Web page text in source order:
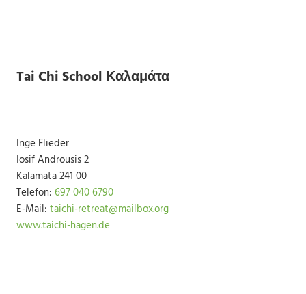
Tai Chi School Καλαμάτα
Inge Flieder
Iosif Androusis 2
Kalamata 241 00
Telefon: 697 040 6790
E-Mail: taichi-retreat@mailbox.org
www.taichi-hagen.de